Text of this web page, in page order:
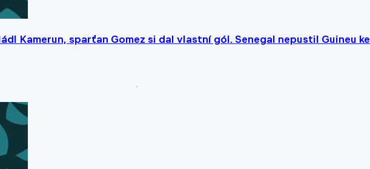
Kamerun, sparťan Gomez si dal vlastní gól. Senegal nepustil Guineu ke